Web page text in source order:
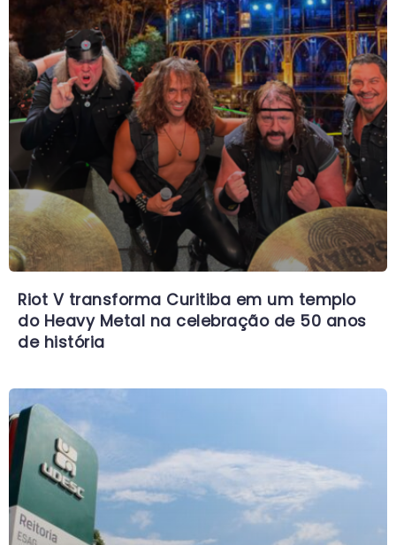
Riot V transforma Curitiba em um templo
do Heavy Metal na celebração de 50 anos
de história